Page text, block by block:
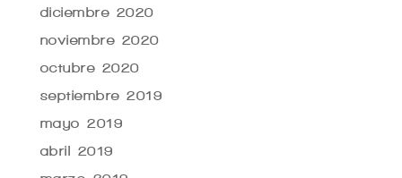
diciembre 2020
noviembre 2020
octubre 2020
septiembre 2019
mayo 2019
abril 2019